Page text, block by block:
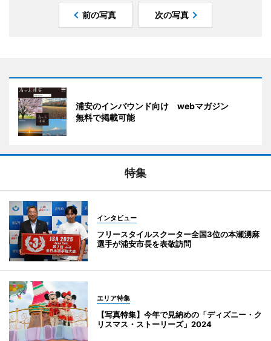
前の写真 次の写真
浦安のインバウンド向け webマガジン
無料で掲載可能
特集
インタビュー
フリースタイルスクーター全国3位の本瀬湧麻
選手が浦安市長を表敬訪問
エリア特集
【写真特集】今年で見納めの「ディズニー・ク
リスマス・ストーリーズ」2024